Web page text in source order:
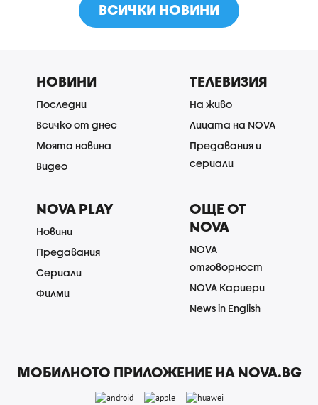
ВСИЧКИ НОВИНИ
НОВИНИ
Последни
Всичко от днес
Моята новина
Видео
ТЕЛЕВИЗИЯ
На живо
Лицата на NOVA
Предавания и
сериали
NOVA PLAY
Новини
Предавания
Сериали
Филми
ОЩЕ ОТ
NOVA
NOVA
отговорност
NOVA Кариери
News in English
МОБИЛНОТО ПРИЛОЖЕНИЕ НА NOVA.BG